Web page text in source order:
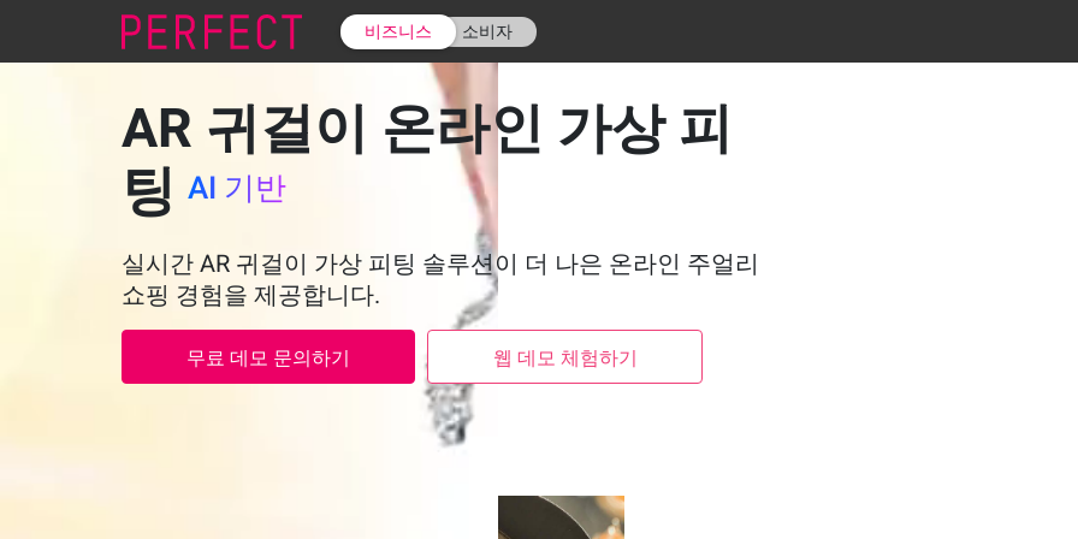
비즈니스 소비자
AR 귀걸이 온라인 가상 피
팅 AI 기반
실시간 AR 귀걸이 가상 피팅 솔루션이 더 나은 온라인 주얼리
쇼핑 경험을 제공합니다.
무료 데모 문의하기 웹 데모 체험하기